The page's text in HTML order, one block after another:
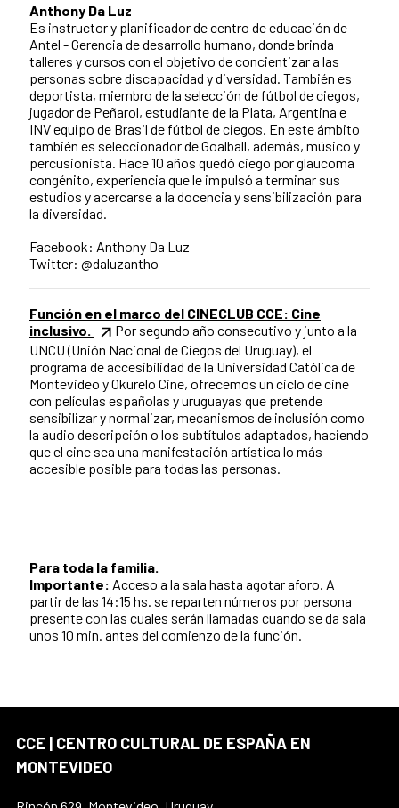
Anthony Da Luz
Es instructor y planificador de centro de educación de
Antel - Gerencia de desarrollo humano, donde brinda
talleres y cursos con el objetivo de concientizar a las
personas sobre discapacidad y diversidad. También es
deportista, miembro de la selección de fútbol de ciegos,
jugador de Peñarol, estudiante de la Plata, Argentina e
INV equipo de Brasil de fútbol de ciegos. En este ámbito
también es seleccionador de Goalball, además, músico y
percusionista. Hace 10 años quedó ciego por glaucoma
congénito, experiencia que le impulsó a terminar sus
estudios y acercarse a la docencia y sensibilización para
la diversidad.
Facebook: Anthony Da Luz
Twitter: @daluzantho
Función en el marco del CINECLUB CCE: Cine
inclusivo.
Por segundo año consecutivo y junto a la
UNCU (Unión Nacional de Ciegos del Uruguay), el
programa de accesibilidad de la Universidad Católica de
Montevideo y Okurelo Cine, ofrecemos un ciclo de cine
con películas españolas y uruguayas que pretende
sensibilizar y normalizar, mecanismos de inclusión como
la audio descripción o los subtítulos adaptados, haciendo
que el cine sea una manifestación artística lo más
accesible posible para todas las personas.
Para toda la familia.
Importante: Acceso a la sala hasta agotar aforo. A
partir de las 14:15 hs. se reparten números por persona
presente con las cuales serán llamadas cuando se da sala
unos 10 min. antes del comienzo de la función.
CCE | CENTRO CULTURAL DE ESPAÑA EN
MONTEVIDEO